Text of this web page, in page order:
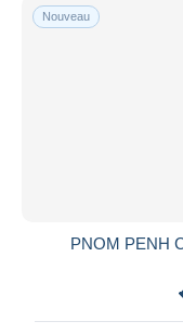
Nouveau
PNOM PENH